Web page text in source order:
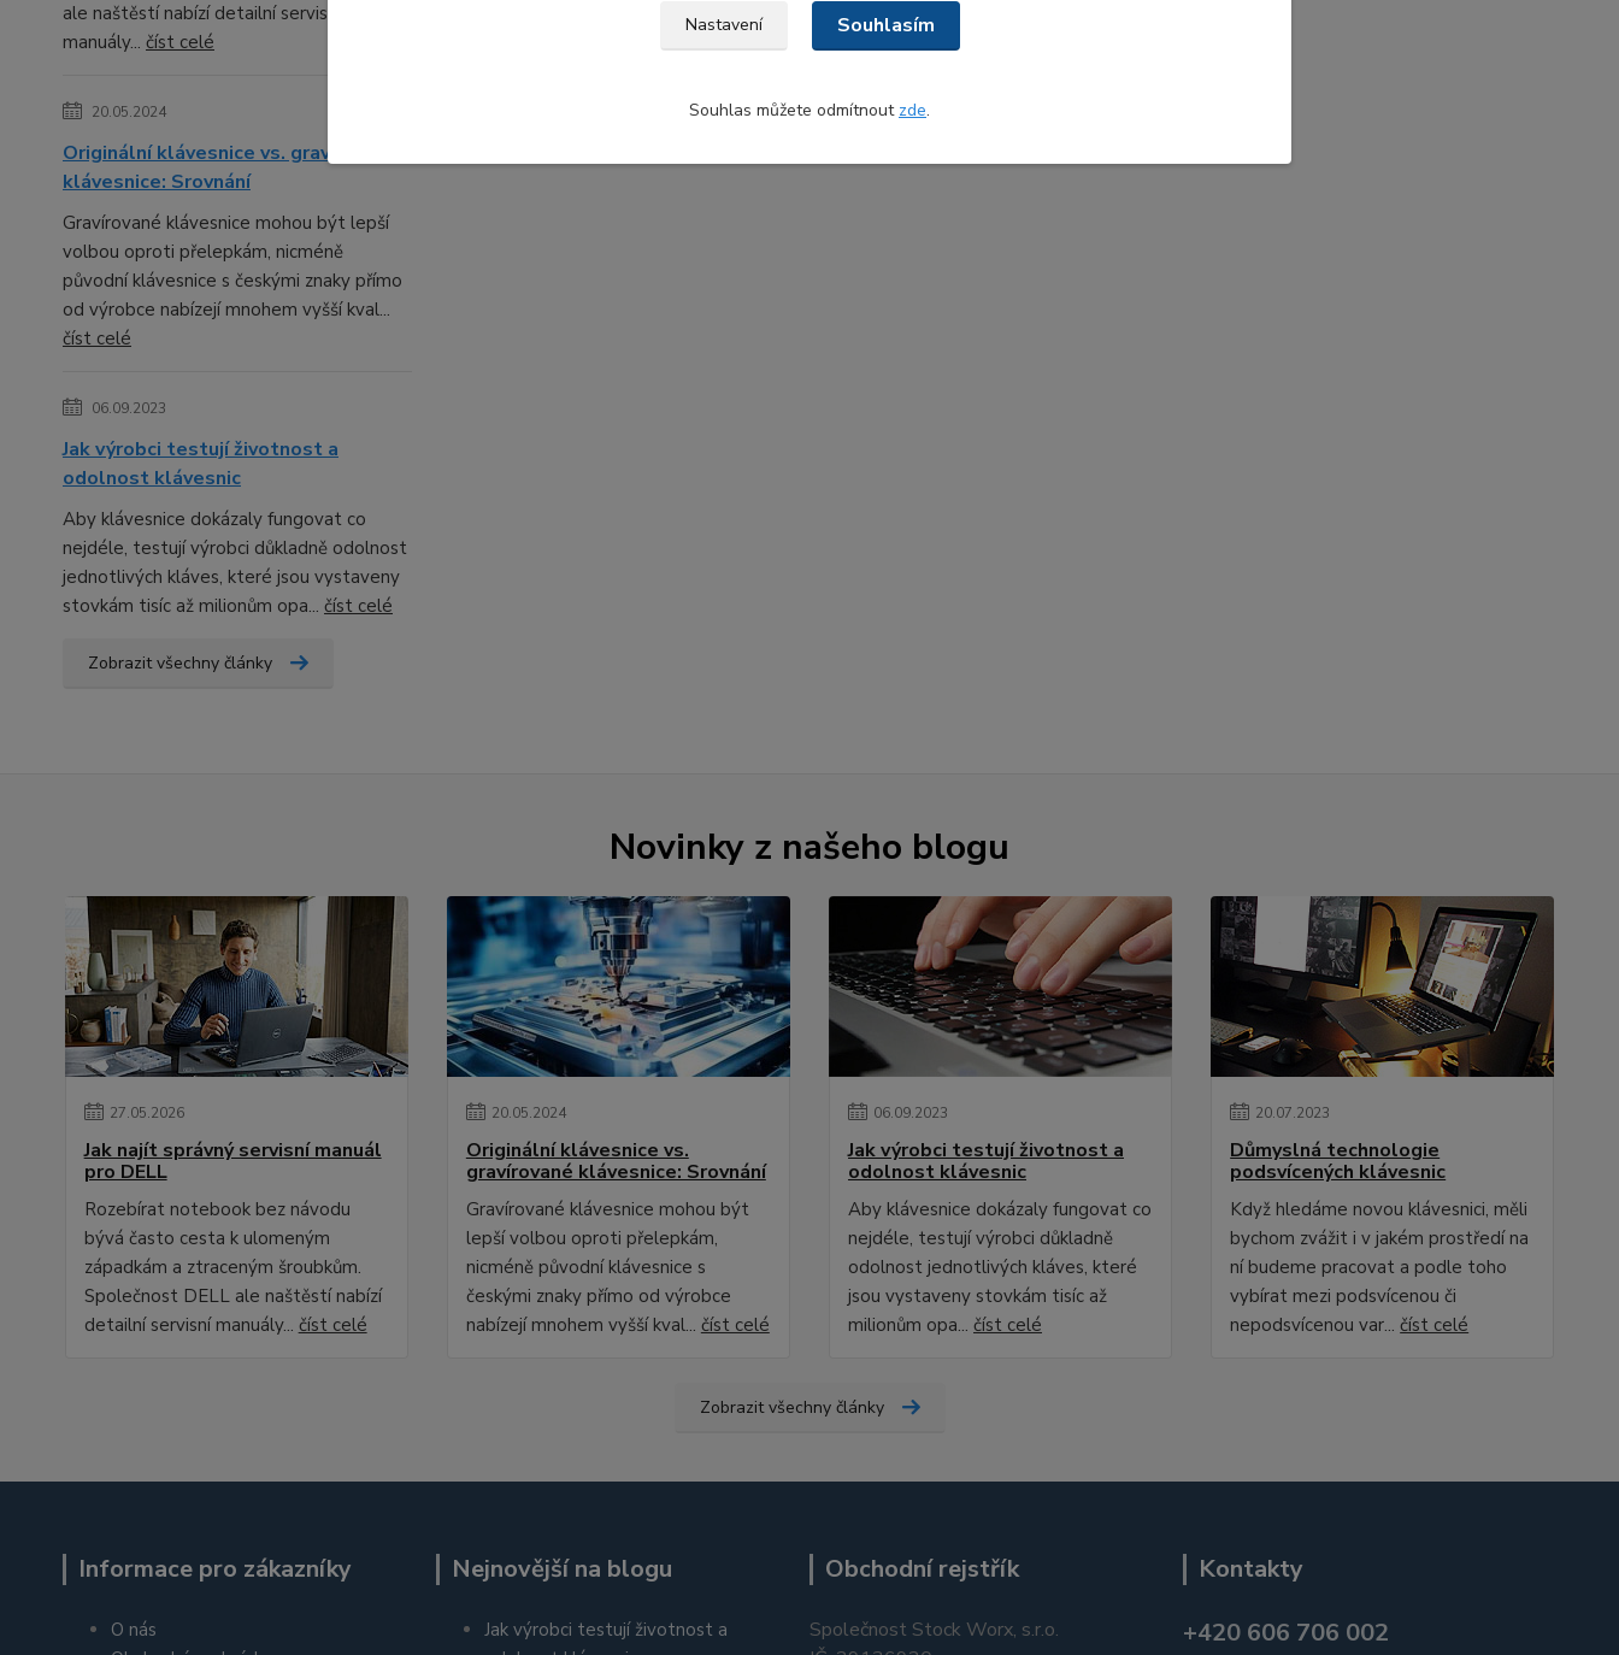
ale naštěstí nabízí detailní servisní
manuály... číst celé
20.05.2024
Originální klávesnice vs. gravírované
klávesnice: Srovnání
Gravírované klávesnice mohou být lepší
volbou oproti přelepkám, nicméně
původní klávesnice s českými znaky přímo
od výrobce nabízejí mnohem vyšší kval...
číst celé
06.09.2023
Jak výrobci testují životnost a
odolnost klávesnic
Aby klávesnice dokázaly fungovat co
nejdéle, testují výrobci důkladně odolnost
jednotlivých kláves, které jsou vystaveny
stovkám tisíc až milionům opa... číst celé
Zobrazit všechny články
Novinky z našeho blogu
27.05.2026
Jak najít správný servisní manuál
pro DELL
Rozebírat notebook bez návodu
bývá často cesta k ulomeným
západkám a ztraceným šroubkům.
Společnost DELL ale naštěstí nabízí
detailní servisní manuály... číst celé
20.05.2024
Originální klávesnice vs.
gravírované klávesnice: Srovnání
Gravírované klávesnice mohou být
lepší volbou oproti přelepkám,
nicméně původní klávesnice s
českými znaky přímo od výrobce
nabízejí mnohem vyšší kval... číst celé
06.09.2023
Jak výrobci testují životnost a
odolnost klávesnic
Aby klávesnice dokázaly fungovat co
nejdéle, testují výrobci důkladně
odolnost jednotlivých kláves, které
jsou vystaveny stovkám tisíc až
milionům opa... číst celé
20.07.2023
Důmyslná technologie
podsvícených klávesnic
Když hledáme novou klávesnici, měli
bychom zvážit i v jakém prostředí na
ní budeme pracovat a podle toho
vybírat mezi podsvícenou či
nepodsvícenou var...číst celé
Zobrazit všechny články
Informace pro zákazníky
O nás
Nejnovější na blogu
Jak výrobci testují životnost a
Obchodní rejstřík
Společnost Stock Worx, s.r.o.
Kontakty
+420 606 706 002
Nastavení Souhlasím
Souhlas můžete odmítnout zde.